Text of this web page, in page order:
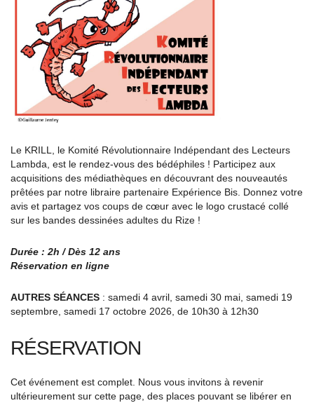
Le KRILL, le Komité Révolutionnaire Indépendant des Lecteurs
Lambda, est le rendez-vous des bédéphiles ! Participez aux
acquisitions des médiathèques en découvrant des nouveautés
prêtées par notre libraire partenaire Expérience Bis. Donnez votre
avis et partagez vos coups de cœur avec le logo crustacé collé
sur les bandes dessinées adultes du Rize !
Durée : 2h / Dès 12 ans
Réservation en ligne
AUTRES SÉANCES : samedi 4 avril, samedi 30 mai, samedi 19
septembre, samedi 17 octobre 2026, de 10h30 à 12h30
RÉSERVATION
Cet événement est complet. Nous vous invitons à revenir
ultérieurement sur cette page, des places pouvant se libérer en